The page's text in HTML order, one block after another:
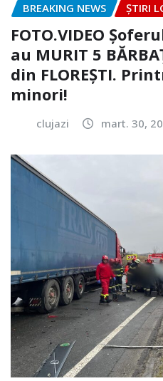
BREAKING NEWS ȘTIRI
FOTO.VIDEO
au MURIT 5
din FLOREȘTI.
minori!
clujazi mart. 30,